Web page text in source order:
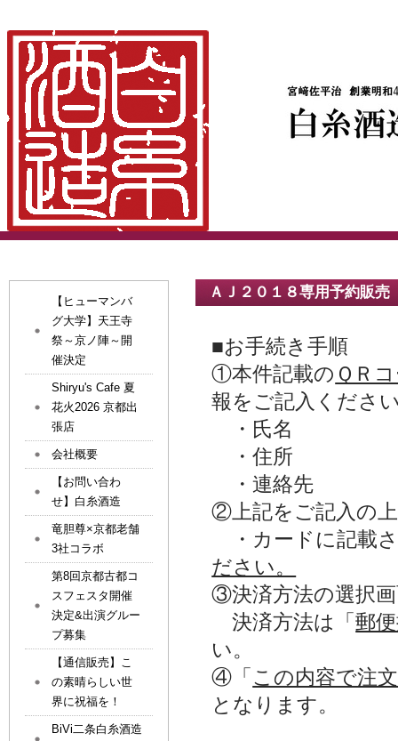
ＡＪ２０１８専用予約販売
■お手続き手順
①本件記載の ＱＲ
報をご記入くださ
・氏名
・住所
・連絡先
②上記をご記入の
・カードに記載
ださい。
③決済方法の選択
決済方法は「郵
い。
④「この内容で注
となります。
【ヒューマンバ
グ大学】天王寺
祭～京ノ陣～開
催決定
Shiryu's Cafe 夏
花火2026 京都出
張店
会社概要
【お問い合わ
せ】白糸酒造
竜胆尊×京都老舗
3社コラボ
第8回京都古都コ
スフェスタ開催
決定&出演グルー
プ募集
【通信販売】こ
の素晴らしい世
界に祝福を！
BiVi二条白糸酒造